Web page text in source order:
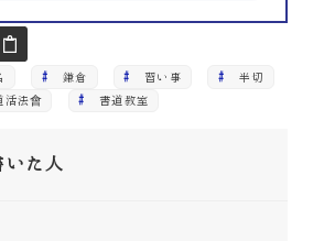
鎌倉 習い事 半切
法會 書道教室
た人